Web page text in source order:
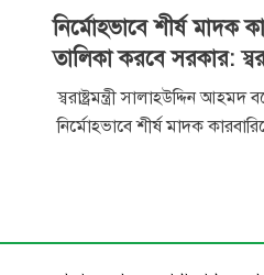
নির্মোহভাবে শীর্ষ মাদক
তালিকা করবে সরকার:
স্বরাষ্ট্রমন্ত্রী সালাহউদ্দিন আহমদ
নির্মোহভাবে শীর্ষ মাদক
প্রস্তুত করা হবে। মাদক
পরবর্তী পদক্ষেপ নেওয়া হবে। বৃহস্পতিবার রাত
৮টার দিকে কক্সবাজার শহরের